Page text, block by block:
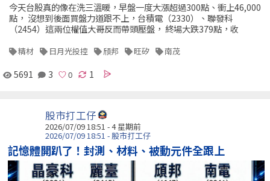
今天台股真的像在洗三溫暖，早盤一度大漲超過300點、衝上46,000
點， 沒想到後面買盤力道跟不上，台積電（2330）、聯發科
（2454）這兩位權值大哥反而帶頭壓盤， 終場大跌379點，收
精材 日月光投控 頎邦 旺矽 南茂
5691 3 1
股市打工仔
2026/07/09 18:51 - 4 星期前
2026/07/09 18:51 - 股市打工仔
記憶體開趴了！封測、材料、被動元件全跟上